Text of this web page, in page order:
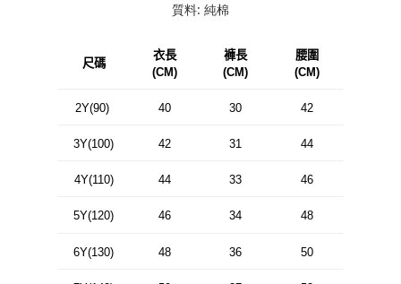
質料: 純棉
尺碼
衣長
(CM)
褲長
(CM)
腰圍
(CM)
2Y(90) 40 30 42
3Y(100) 42 31 44
4Y(110) 44 33 46
5Y(120) 46 34 48
6Y(130) 48 36 50